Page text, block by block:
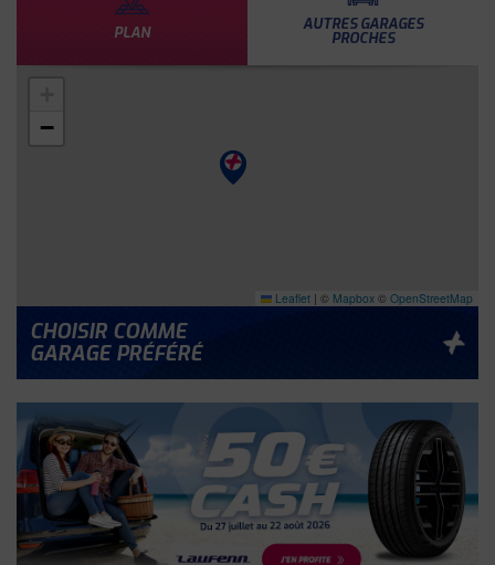
PLAN AUTRES GARAGES
PROCHES
−
Leaflet | © Mapbox © OpenStreetMap
CHOISIR COMME
GARAGE PRÉFÉRÉ